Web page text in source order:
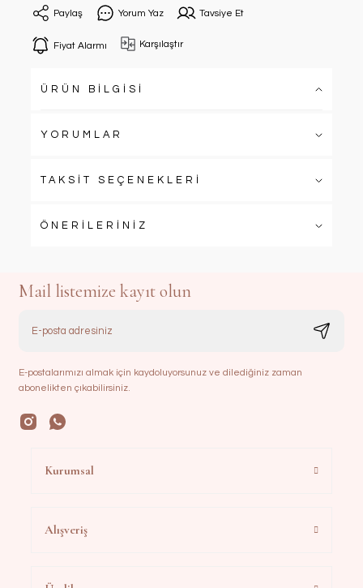
Paylaş Yorum Yaz Tavsiye Et
Fiyat Alarmı Karşılaştır
ÜRÜN BİLGİSİ
YORUMLAR
TAKSİT SEÇENEKLERİ
ÖNERİLERİNİZ
Mail listemize kayıt olun
E-postalarımızı almak için kaydoluyorsunuz ve dilediğiniz zaman
abonelikten çıkabilirsiniz.
Kurumsal
Alışveriş